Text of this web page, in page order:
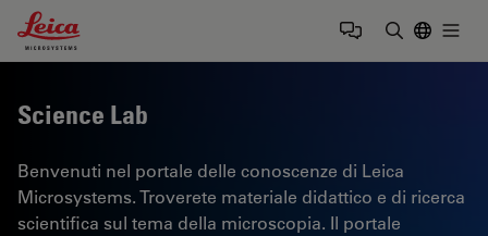
Leica Microsystems Logo
Science Lab
Benvenuti nel portale delle conoscenze di Leica
Microsystems. Troverete materiale didattico e di ricerca
scientifica sul tema della microscopia. Il portale